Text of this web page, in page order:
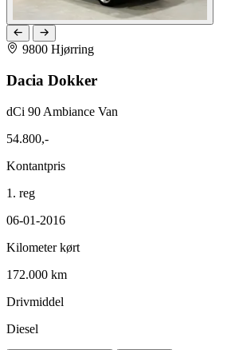
9800 Hjørring
Dacia Dokker
dCi 90 Ambiance Van
54.800,-
Kontantpris
1. reg
06-01-2016
Kilometer kørt
172.000 km
Drivmiddel
Diesel